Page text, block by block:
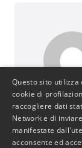
487 post
http://
Questo sito
cookie di
raccogliere dati
Network e di
manifestate
acconsente ed